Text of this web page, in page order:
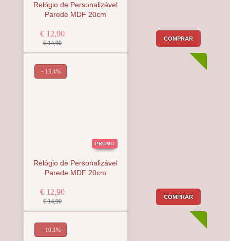
Relógio de Personalizável
Parede MDF 20cm
€ 12,90
€ 14,90
COMPRAR
PROMO
Relógio de Personalizável
Parede MDF 20cm
€ 12,90
€ 14,90
COMPRAR
− 13.4%
− 10.1%